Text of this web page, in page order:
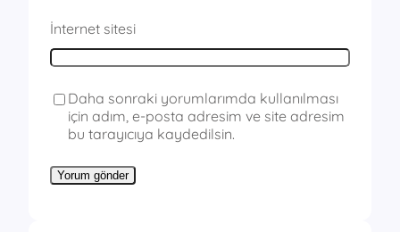
İnternet sitesi
Daha sonraki yorumlarımda kullanılması
için adım, e-posta adresim ve site adresim
bu tarayıcıya kaydedilsin.